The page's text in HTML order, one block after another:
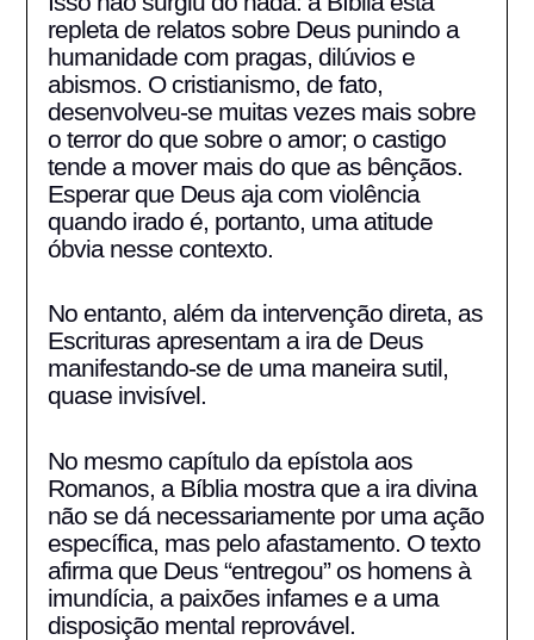
repleta de relatos sobre Deus punindo a
humanidade com pragas, dilúvios e
abismos. O cristianismo, de fato,
desenvolveu-se muitas vezes mais sobre
o terror do que sobre o amor; o castigo
tende a mover mais do que as bênçãos.
Esperar que Deus aja com violência
quando irado é, portanto, uma atitude
óbvia nesse contexto.
No entanto, além da intervenção direta, as
Escrituras apresentam a ira de Deus
manifestando-se de uma maneira sutil,
quase invisível.
No mesmo capítulo da epístola aos
Romanos, a Bíblia mostra que a ira divina
não se dá necessariamente por uma ação
específica, mas pelo afastamento. O texto
afirma que Deus “entregou” os homens à
imundícia, a paixões infames e a uma
disposição mental reprovável.